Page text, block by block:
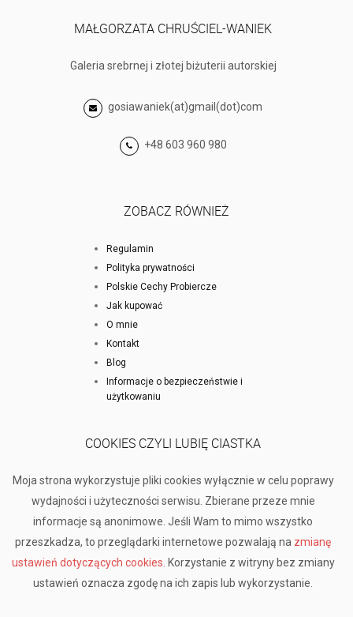
MAŁGORZATA CHRUŚCIEL-WANIEK
Galeria srebrnej i złotej biżuterii autorskiej
gosiawaniek(at)gmail(dot)com
+48 603 960 980
ZOBACZ RÓWNIEŻ
Regulamin
Polityka prywatności
Polskie Cechy Probiercze
Jak kupować
O mnie
Kontakt
Blog
Informacje o bezpieczeństwie i
użytkowaniu
COOKIES CZYLI LUBIĘ CIASTKA
Moja strona wykorzystuje pliki cookies wyłącznie w celu poprawy
wydajności i użyteczności serwisu. Zbierane przeze mnie
informacje są anonimowe. Jeśli Wam to mimo wszystko
przeszkadza, to przeglądarki internetowe pozwalają na zmianę
ustawień dotyczących cookies . Korzystanie z witryny bez zmiany
ustawień oznacza zgodę na ich zapis lub wykorzystanie.